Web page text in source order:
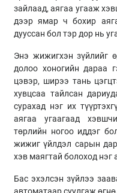
зайлаад, аягаа угааж
дээр ямар ч бохир
дууссан бол тэр дор нь
Энэ жижигхэн зүйлийг
долоо хоногийн дараа
цэвэр, ширээ тань
хувцсаа тайлсан
сурахад нэг их
аягаа угаагаад
төрлийн ногоо иддэг
жижиг үйлдэл сарын
хэв маягтай болоход нэг
Бас эхэлсэн зүйлээ
автоматаар суулгаж өгнө.